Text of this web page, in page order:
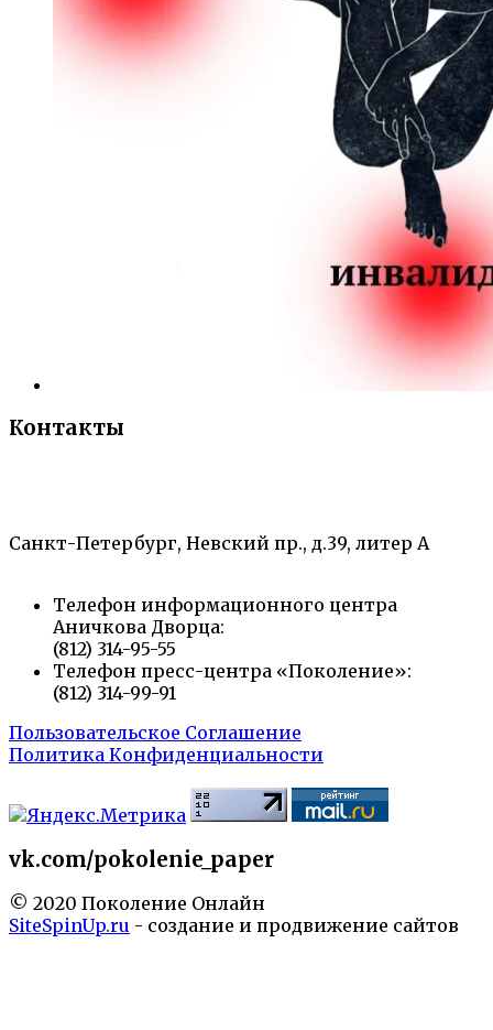
Контакты
Санкт-Петербург, Невский пр., д.39, литер А
Телефон информационного центра
Аничкова Дворца:
(812) 314-95-55
Телефон пресс-центра «Поколение»:
(812) 314-99-91
Пользовательское Соглашение
Политика Конфиденциальности
vk.com/pokolenie_paper
© 2020 Поколение Онлайн
SiteSpinUp.ru - создание и продвижение сайтов